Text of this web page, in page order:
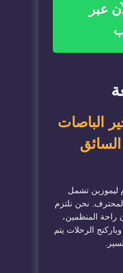
عبر
الباصات
ليموزين تشمل
نحن نلتزم
راحة المنظمين،
الرحلات يتم